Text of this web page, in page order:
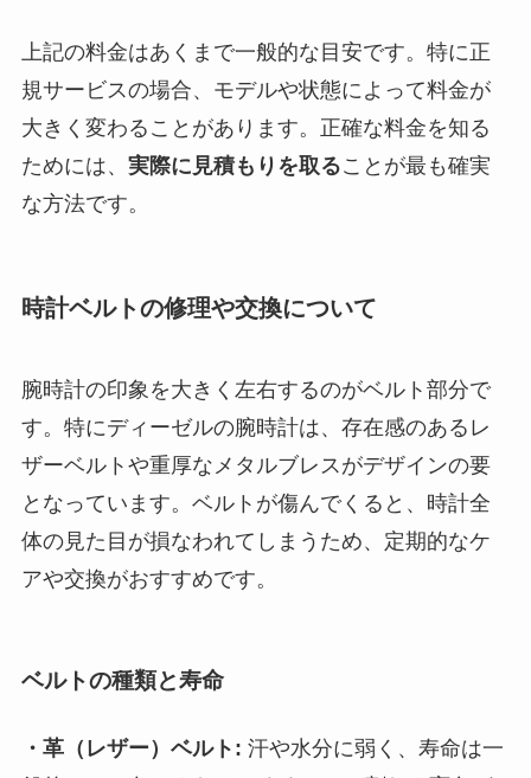
上記の料金はあくまで一般的な目安です。特に正
規サービスの場合、モデルや状態によって料金が
大きく変わることがあります。正確な料金を知る
ためには、 実際に見積もりを取ることが最も確実
な方法です。
時計ベルトの修理や交換について
腕時計の印象を大きく左右するのがベルト部分で
す。特にディーゼルの腕時計は、存在感のあるレ
ザーベルトや重厚なメタルブレスがデザインの要
となっています。ベルトが傷んでくると、時計全
体の見た目が損なわれてしまうため、定期的なケ
アや交換がおすすめです。
ベルトの種類と寿命
・革（レザー）ベルト: 汗や水分に弱く、寿命は一